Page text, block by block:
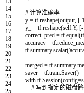
13
14
15
16
17
18
19
20
21
22
23
24
25
# 计算准确率
y = tf.reshape(output, [-1
y_
= tf.reshape(self.Y, [-
correct_pred = tf.equal(tf
accuracy = tf.
tf.summary.scalar(
merged = tf.summary.
saver = tf.train.Saver()
with tf.Session(config=
# 写到指定的磁盘